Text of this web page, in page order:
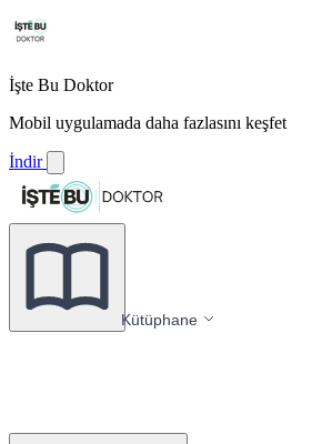
İşte Bu Doktor
Mobil uygulamada daha fazlasını keşfet
İndir
Kütüphane